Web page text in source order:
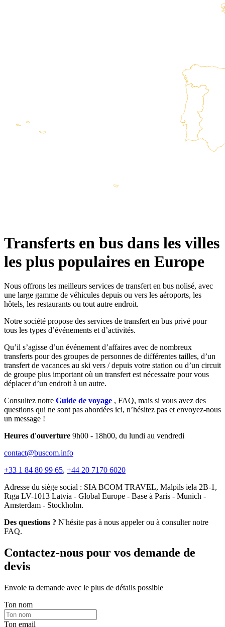
Transferts en bus dans les villes
les plus populaires en Europe
Nous offrons les meilleurs services de transfert en bus nolisé, avec
une large gamme de véhicules depuis ou vers les aéroports, les
hôtels, les restaurants ou tout autre endroit.
Notre société propose des services de transfert en bus privé pour
tous les types d’événements et d’activités.
Qu’il s’agisse d’un événement d’affaires avec de nombreux
transferts pour des groupes de personnes de différentes tailles, d’un
transfert de vacances au ski vers / depuis votre station ou d’un circuit
de groupe plus important où un transfert est nécessaire pour vous
déplacer d’un endroit à un autre.
Consultez notre Guide de voyage , FAQ, mais si vous avez des
questions qui ne sont pas abordées ici, n’hésitez pas et envoyez-nous
un message !
Heures d'ouverture 9h00 - 18h00, du lundi au vendredi
contact@buscom.info
+33 1 84 80 99 65, +44 20 7170 6020
Adresse du siège social : SIA BCOM TRAVEL, Mālpils iela 2B-1,
Rīga LV-1013 Latvia - Global Europe - Base à Paris - Munich -
Amsterdam - Stockholm.
Des questions ? N'hésite pas à nous appeler ou à consulter notre
FAQ.
Contactez-nous pour vos demande de
devis
Envoie ta demande avec le plus de détails possible
Ton nom
Ton email